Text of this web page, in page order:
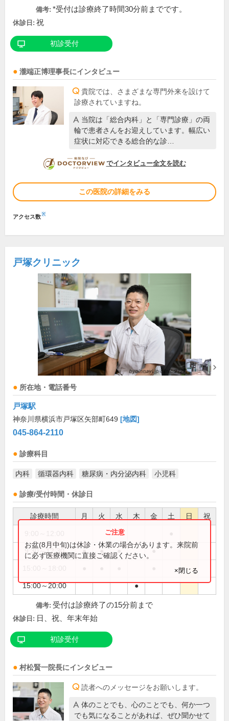
備考: *受付は診療終了時間30分前までです。
休診日: 祝
初診受付
瀧端正博理事長にインタビュー
貴院では、さまざまな専門外来を設けて
診療されていますね。
当院は「総合内科」と「専門診療」の両
輪で患者さんをお迎えしています。幅広い
症状に対応できる総合的な診…
DOCTORVIEW
でインタビュー全文を読む
この医院の詳細をみる
アクセス数※
戸塚クリニック
所在地・電話番号
戸塚駅
神奈川県横浜市戸塚区矢部町649 [地図]
045-864-2110
診療科目
内科 循環器内科 糖尿病・内分泌内科 小児科
診療/受付時間・休診日
診療時間 月 火 水 木 金 土 日 祝
9:30～12:30 ● ● ● ●
15:00～20:00 ●
お盆(8月中旬)は休診・休業の場合があります。来院前
に必ず医療機関に直接ご確認ください。
×閉じる
備考: 受付は診療終了の15分前まで
休診日: 日、祝、年末年始
初診受付
村松賢一院長にインタビュー
読者へのメッセージをお願いします。
体のことでも、心のことでも、何か一つ
でも気になることがあれば、ぜひ聞かせて